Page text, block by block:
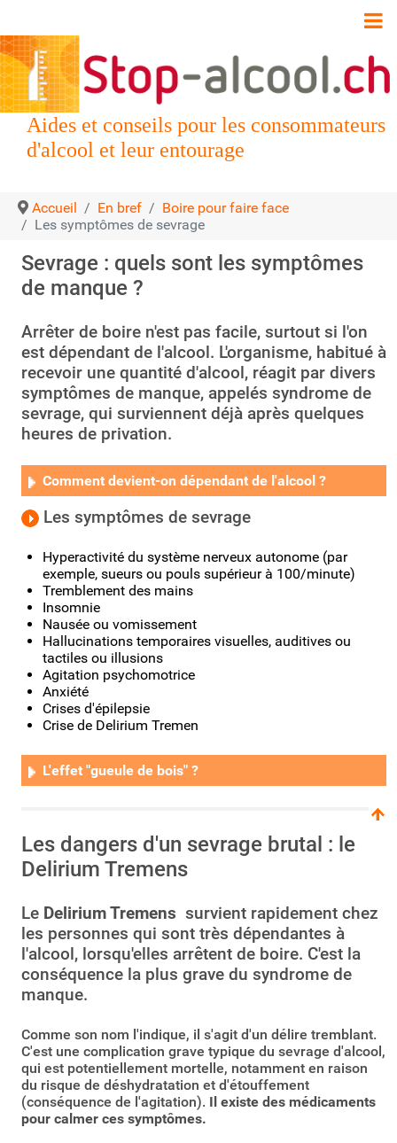
Aides et conseils pour les consommateurs
d'alcool et leur entourage
Accueil En bref
Boire pour faire face
Les symptômes de sevrage
Sevrage : quels sont les symptômes
de manque ?
Arrêter de boire n'est pas facile, surtout si l'on
est dépendant de l'alcool. L'organisme, habitué à
recevoir une quantité d'alcool, réagit par divers
symptômes de manque, appelés syndrome de
sevrage, qui surviennent déjà après quelques
heures de privation.
Comment devient-on dépendant de l'alcool ?
Les symptômes de sevrage
Hyperactivité du système nerveux autonome (par
exemple, sueurs ou pouls supérieur à 100/minute)
Tremblement des mains
Insomnie
Nausée ou vomissement
Hallucinations temporaires visuelles, auditives ou
tactiles ou illusions
Agitation psychomotrice
Anxiété
Crises d'épilepsie
Crise de Delirium Tremen
L'effet "gueule de bois" ?
Les dangers d'un sevrage brutal : le
Delirium Tremens
Le Delirium Tremens survient rapidement chez
les personnes qui sont très dépendantes à
l'alcool, lorsqu'elles arrêtent de boire. C'est la
conséquence la plus grave du syndrome de
manque.
Comme son nom l'indique, il s'agit d'un délire tremblant.
C'est une complication grave typique du sevrage d'alcool,
qui est potentiellement mortelle, notamment en raison
du risque de déshydratation et d'étouffement
(conséquence de l'agitation). Il existe des médicaments
pour calmer ces symptômes.